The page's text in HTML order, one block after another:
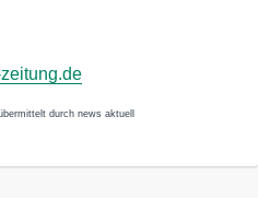
durch news aktuell